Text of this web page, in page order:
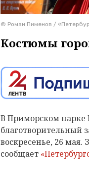
© Роман Пименов /
Костюмы
В Приморском парке
благотворительный
воскресенье, 26
сообщает